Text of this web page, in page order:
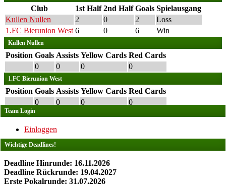
Club 1st Half 2nd Half Goals Spielausgang
Kullen Nullen
2 0 2
Loss
1.FC Bierunion West 6 0 6 Win
Kullen Nullen
Position Goals Assists Yellow Cards Red Cards
0
0 0 0
1.FC Bierunion West
Position Goals Assists Yellow Cards Red Cards
0
0 0 0
Team Login
Einloggen
Wichtige Deadlines!
Deadline Hinrunde: 16.11.2026
Deadline Rückrunde: 19.04.2027
Erste Pokalrunde: 31.07.2026